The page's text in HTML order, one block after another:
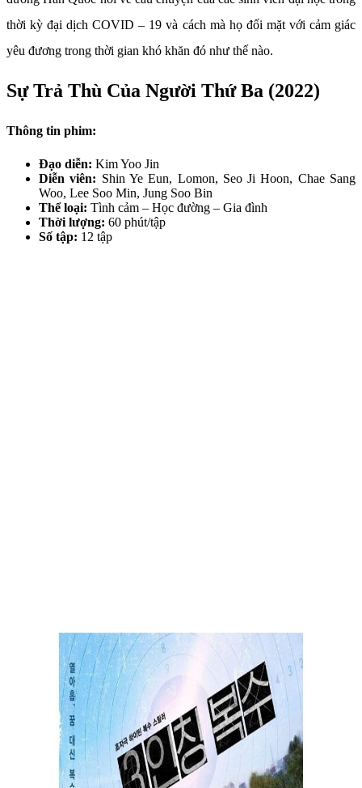
thời kỳ đại dịch COVID – 19 và cách mà họ đối mặt với cảm giác
yêu đương trong thời gian khó khăn đó như thế nào.
Sự Trả Thù Của Người Thứ Ba (2022)
Thông tin phim:
Đạo diễn: Kim Yoo Jin
Diễn viên: Shin Ye Eun, Lomon, Seo Ji Hoon, Chae Sang
Woo, Lee Soo Min, Jung Soo Bin
Thể loại: Tình cảm – Học đường – Gia đình
Thời lượng: 60 phút/tập
Số tập: 12 tập